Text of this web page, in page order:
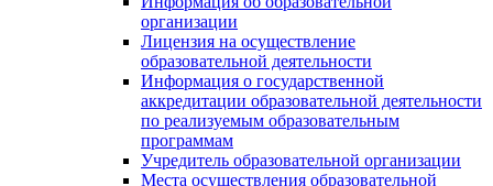
организации
Лицензия на осуществление
образовательной деятельности
Информация о государственной
аккредитации образовательной деятельности
по реализуемым образовательным
программам
Учредитель образовательной организации
Места осуществления образовательной